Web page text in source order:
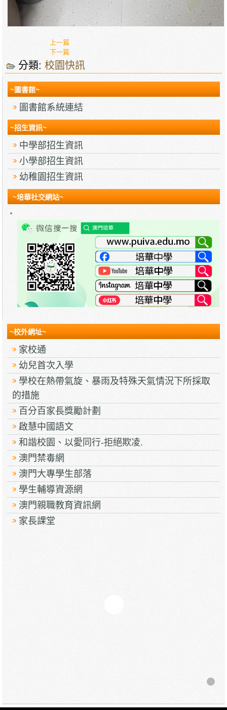
上一篇
下一篇
分類:校園快訊
~圖書館~
圖書館系統連結
~招生資訊~
中學部招生資訊
小學部招生資訊
幼稚園招生資訊
~培華社交網站~
~校外網址~
家校通
幼兒首次入學
學校在熱帶氣旋、暴雨及特殊天氣情況下所採取
的措施
百分百家長獎勵計劃
啟慧中國語文
和諧校園、以愛同行-拒絕欺凌.
澳門禁毒網
澳門大專學生部落
學生輔導資源網
澳門親職教育資訊網
家長課堂